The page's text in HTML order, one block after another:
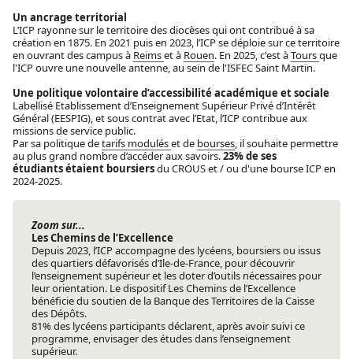
Un ancrage territorial
L’ICP rayonne sur le territoire des diocèses qui ont contribué à sa
création en 1875. En 2021 puis en 2023, l’ICP se déploie sur ce territoire
en ouvrant des campus à Reimset à Rouen. En 2025, c'est àToursque
l'ICP ouvre une nouvelle antenne, au sein de l'ISFEC Saint Martin.
Une politique volontaire d’accessibilité académique et sociale
Labellisé Etablissement d’Enseignement Supérieur Privé d’Intérêt
Général (EESPIG), et sous contrat avec l’Etat, l’ICP contribue aux
missions de service public.
Par sa politique detarifs moduléset de bourses, il souhaite permettre
au plus grand nombre d’accéder aux savoirs.23% de ses
étudiants étaient boursiersdu CROUS et / ou d'une bourse ICP en
2024-2025.
Zoom sur...
Les Chemins de l’Excellence
Depuis 2023, l’ICP accompagne des lycéens, boursiers ou issus
des quartiers défavorisés d’Ile-de-France, pour découvrir
l’enseignement supérieur et les doter d’outils nécessaires pour
leur orientation. Le dispositif Les Chemins de l’Excellence
bénéficie du soutien de la Banque des Territoires de la Caisse
des Dépôts.
81% des lycéens participants déclarent, après avoir suivi ce
programme, envisager des études dans l’enseignement
supérieur.